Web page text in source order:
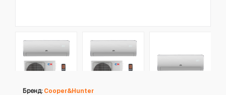
Бренд: Cooper&Hunter